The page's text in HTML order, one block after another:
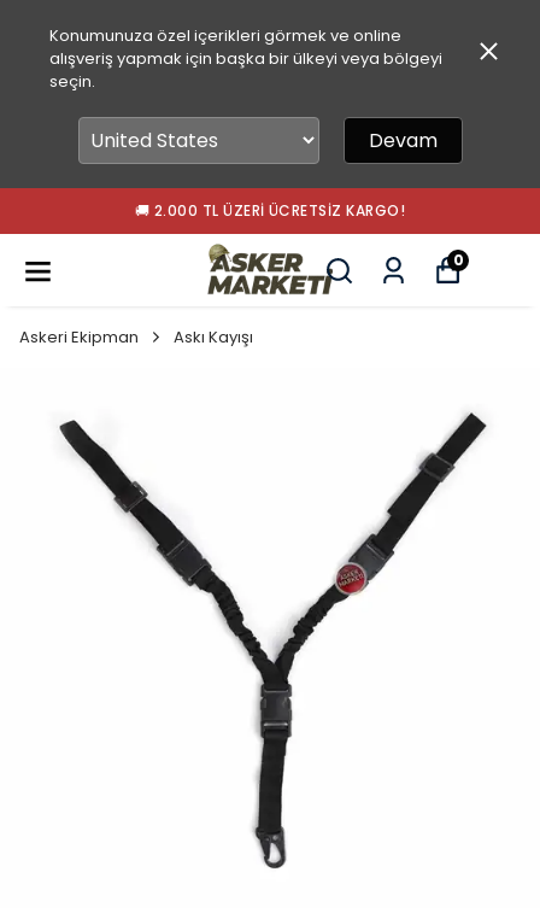
Konumunuza özel içerikleri görmek ve online
alışveriş yapmak için başka bir ülkeyi veya bölgeyi
seçin.
Devam
🚚 2.000 TL ÜZERI ÜCRETSIZ KARGO!
0
Askeri Ekipman Askı Kayışı